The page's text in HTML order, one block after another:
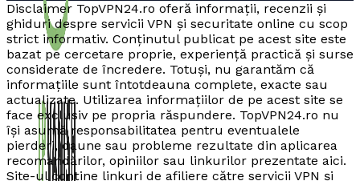
Disclaimer TopVPN24.ro oferă informații, recenzii și
ghiduri despre servicii VPN și securitate online cu scop
strict informativ. Conținutul publicat pe acest site este
bazat pe cercetare proprie, experiență practică și surse
considerate de încredere. Totuși, nu garantăm că
informațiile sunt întotdeauna complete, exacte sau
actualizate. Utilizarea informațiilor de pe acest site se
face exclusiv pe propria răspundere. TopVPN24.ro nu
își asumă responsabilitatea pentru eventualele
pierderi, daune sau probleme rezultate din aplicarea
recomandărilor, opiniilor sau linkurilor prezentate aici.
Site-ul conține linkuri de afiliere către servicii VPN și